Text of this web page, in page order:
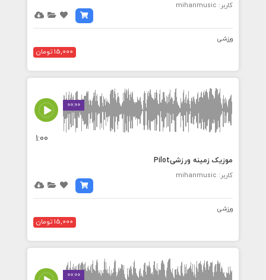
کاربر: mihanmusic
ورزشی
15,000 تومان
00:00
1:00
موزیک زمینه ورزشیPilot
کاربر: mihanmusic
ورزشی
15,000 تومان
00:00